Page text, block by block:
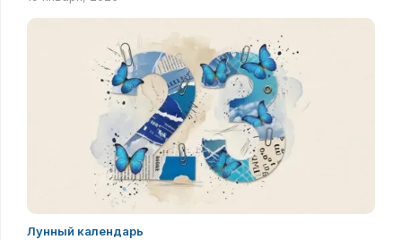
Лунный календарь